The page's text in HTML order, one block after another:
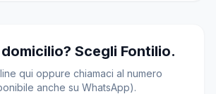
Scegli Fontilio.
qui oppure chiamaci al numero
anche su WhatsApp).